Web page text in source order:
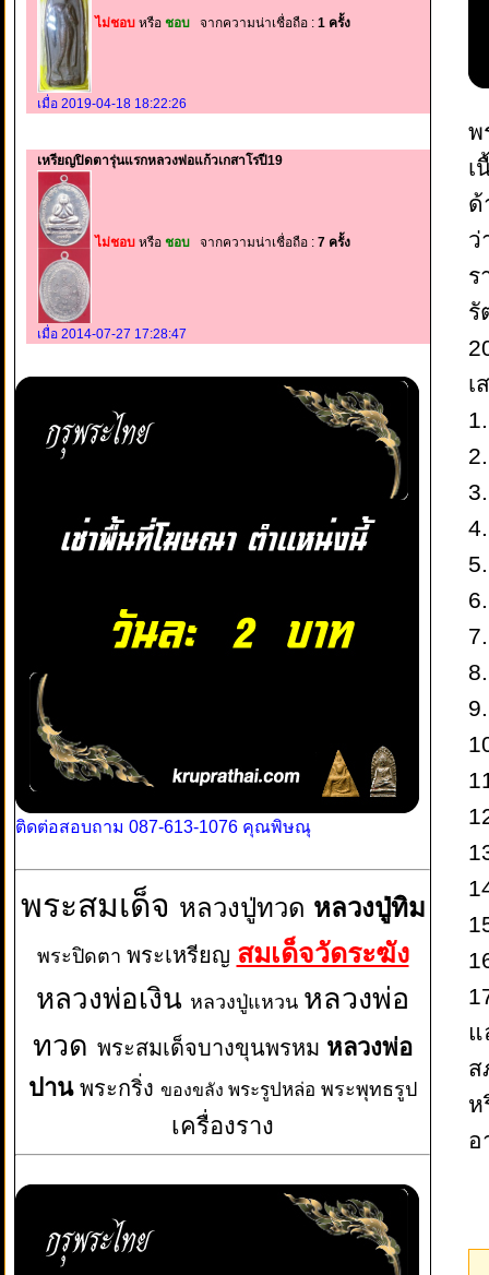
ไม่ชอบ หรือ ชอบ จากความน่าเชื่อถือ : 1 ครั้ง
เมื่อ 2019-04-18 18:22:26
เหรียญปิดตารุ่นแรกหลวงพ่อแก้วเกสาโรปี19
ไม่ชอบ หรือ ชอบ จากความน่าเชื่อถือ : 7 ครั้ง
เมื่อ 2014-07-27 17:28:47
ติดต่อสอบถาม 087-613-1076 คุณพิษณุ
พระสมเด็จ หลวงปู่ทวด หลวงปู่ทิม
พระปิดตา พระเหรียญ สมเด็จวัดระฆัง
หลวงพ่อเงิน หลวงปู่แหวน หลวงพ่อ
ทวด พระสมเด็จบางขุนพรหม หลวงพ่อ
ปาน พระกริ่ง ของขลัง พระรูปหล่อ พระพุทธรูป
เครื่องราง
พ
เ
ด้
ว่
ร
รั
เ
แ
ส
ห
อ